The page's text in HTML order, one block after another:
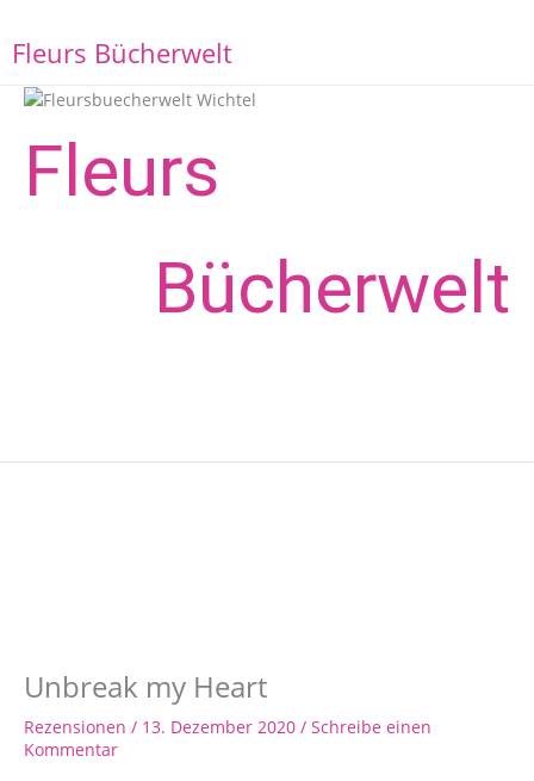
Inhalt
springen
Fleurs Bücherwelt
Fleurs
Bücher­welt
Unbreak my Heart
Rezensionen / 13. Dezember 2020 / Schreibe einen
Kommentar